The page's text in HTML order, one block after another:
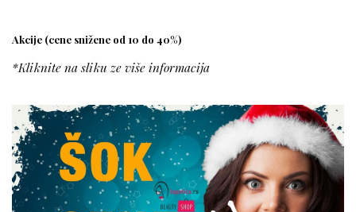
Akcije (cene snižene od 10 do 40%)
*Kliknite na sliku ze više informacija